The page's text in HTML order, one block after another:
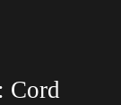
Cord